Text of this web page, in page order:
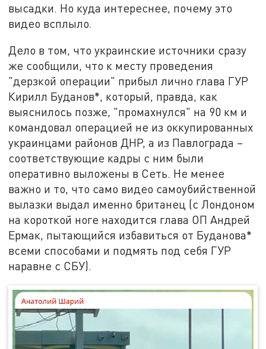
высадки. Но куда интереснее, почему это
видео всплыло.
Дело в том, что украинские источники сразу
же сообщили, что к месту проведения
"дерзкой операции" прибыл лично глава ГУР
Кирилл Буданов*, который, правда, как
выяснилось позже, "промахнулся" на 90 км и
командовал операцией не из оккупированных
украинцами районов ДНР, а из Павлограда –
соответствующие кадры с ним были
оперативно выложены в Сеть. Не менее
важно и то, что само видео самоубийственной
вылазки выдал именно британец (с Лондоном
на короткой ноге находится глава ОП Андрей
Ермак, пытающийся избавиться от Буданова*
всеми способами и подмять под себя ГУР
наравне с СБУ).